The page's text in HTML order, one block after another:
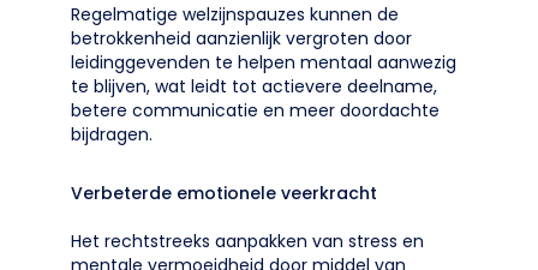
Regelmatige welzijnspauzes kunnen de
betrokkenheid aanzienlijk vergroten door
leidinggevenden te helpen mentaal aanwezig
te blijven, wat leidt tot actievere deelname,
betere communicatie en meer doordachte
bijdragen.
Verbeterde emotionele veerkracht
Het rechtstreeks aanpakken van stress en
mentale vermoeidheid door middel van